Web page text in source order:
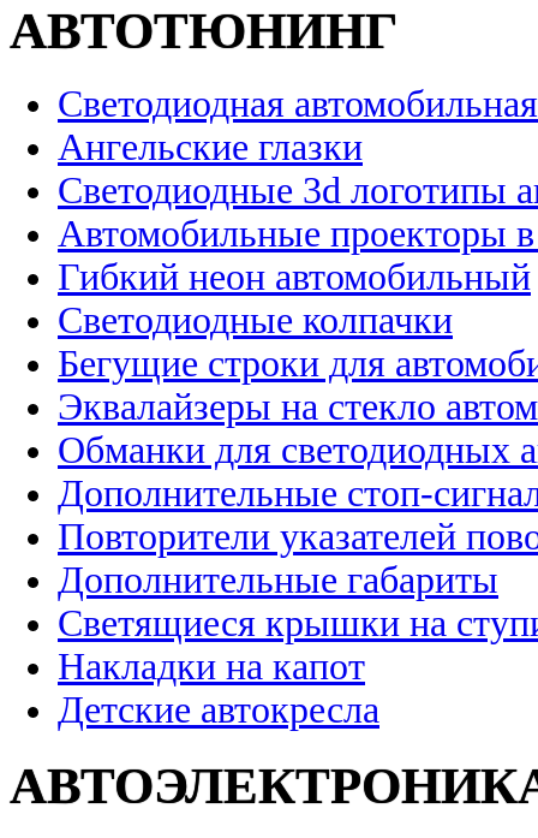
АВТОТЮНИНГ
Светодиодная
Ангельские глазки
Светодиодные 3d логотипы
Автомобильные проекторы
Гибкий неон автомобильный
Светодиодные колпачки
Бегущие строки для
Эквалайзеры на стекло
Обманки для светодиодных
Дополнительные стоп-
Повторители указателей
Дополнительные габариты
Светящиеся крышки на
Накладки на капот
Детские автокресла